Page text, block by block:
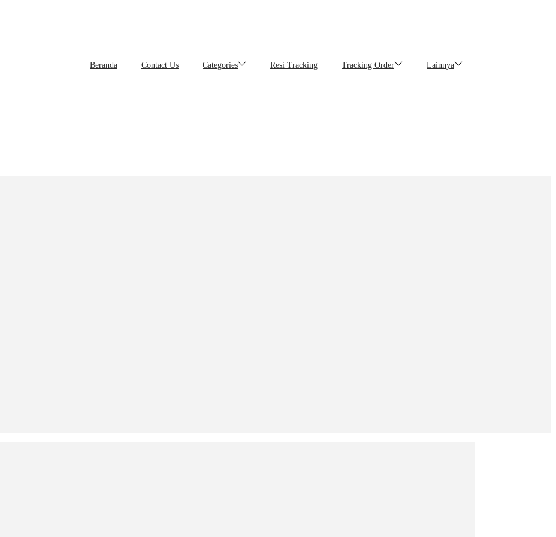
Beranda Contact Us Categories Resi Tracking Tracking Order Lainnya